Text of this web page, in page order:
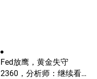
Fed放鹰，黄金失守
2360，分析师：继续看